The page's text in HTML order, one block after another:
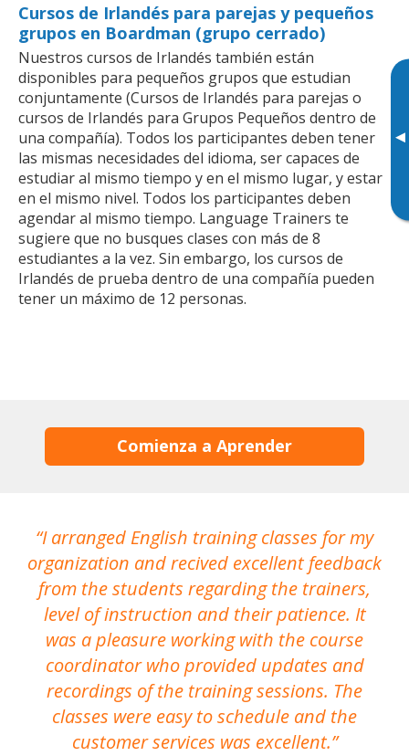
▸
Cursos de Irlandés para parejas y pequeños
grupos en Boardman (grupo cerrado)
Nuestros cursos de Irlandés también están
disponibles para pequeños grupos que estudian
conjuntamente (Cursos de Irlandés para parejas o
cursos de Irlandés para Grupos Pequeños dentro de
una compañía). Todos los participantes deben tener
las mismas necesidades del idioma, ser capaces de
estudiar al mismo tiempo y en el mismo lugar, y estar
en el mismo nivel. Todos los participantes deben
agendar al mismo tiempo. Language Trainers te
sugiere que no busques clases con más de 8
estudiantes a la vez. Sin embargo, los cursos de
Irlandés de prueba dentro de una compañía pueden
tener un máximo de 12 personas.
Comienza a Aprender
I arranged English training classes for my
organization and recived excellent feedback
from the students regarding the trainers,
level of instruction and their patience. It
was a pleasure working with the course
coordinator who provided updates and
recordings of the training sessions. The
classes were easy to schedule and the
customer services was excellent.